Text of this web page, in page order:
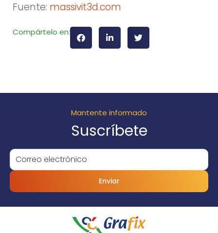
Fuente: massivit3d.com
Compártelo en:
Mantente informado
Suscríbete
Enviar